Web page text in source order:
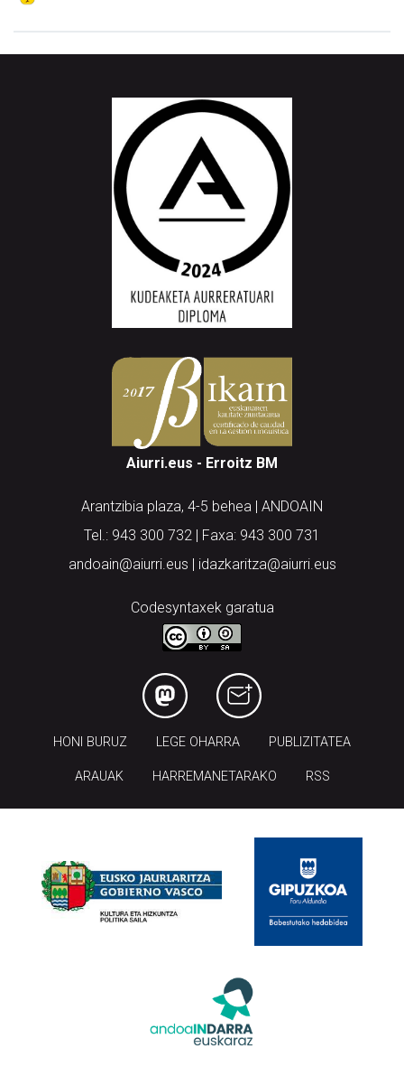
Aiurri.eus - Erroitz BM
Arantzibia plaza, 4-5 behea | ANDOAIN
Tel.: 943 300 732 | Faxa: 943 300 731
andoain@aiurri.eus | idazkaritza@aiurri.eus
Codesyntaxek garatua
HONI BURUZ LEGE OHARRA PUBLIZITATEA
ARAUAK HARREMANETARAKO RSS